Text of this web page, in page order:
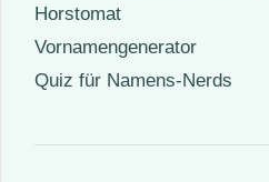
Horstomat
Vornamengenerator
Quiz für Namens-Nerds